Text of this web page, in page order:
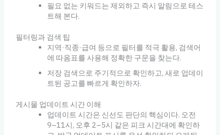
필요 없는 키워드는 제외하고 즉시 알림으로 테스
트해 본다.
필터링과 검색 팁
지역·직종·급여 등으로 필터를 적극 활용, 검색어
에 따옴표를 사용해 정확한 구문을 찾는다.
저장 검색으로 주기적으로 확인하고, 새로 업데이
트된 공고를 빠르게 확인하자.
게시물 업데이트 시간 이해
업데이트 시간은 신선도 판단의 핵심이다. 오전
9–11시, 오후 2–5시 같은 피크 시간대에 확인하